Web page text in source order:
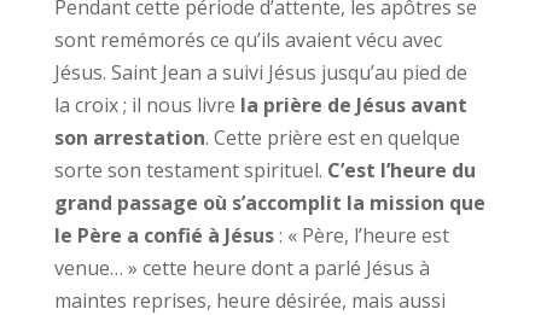
Pendant cette période d’attente, les apôtres se
sont remémorés ce qu’ils avaient vécu avec
Jésus. Saint Jean a suivi Jésus jusqu’au pied de
la croix ; il nous livre la prière de Jésus avant
son arrestation. Cette prière est en quelque
sorte son testament spirituel. C’est l’heure du
grand passage où s’accomplit la mission que
le Père a confié à Jésus: « Père, l’heure est
venue… » cette heure dont a parlé Jésus à
maintes reprises, heure désirée, mais aussi